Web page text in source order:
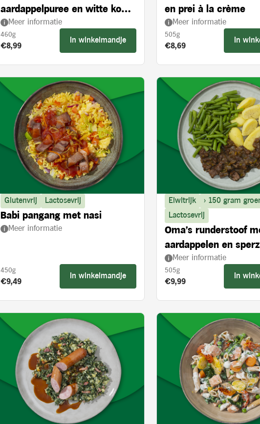
aardappelpuree en witte kool
met kerrie en appelstukjes
Meer informatie
460g
Product prijs:
€8,99
In winkelmandje
en prei à la crème
Meer informatie
505g
Product prijs:
€8,69
In
Glutenvrij Lactosevrij
Babi pangang met nasi
Meer informatie
450g
Product prijs:
€9,49
In winkelmandje
Eiwitrijk
> 150 gram
Lactosevrij
Oma's runderstoof
aardappelen en
Meer informatie
505g
Product prijs:
€9,99
In